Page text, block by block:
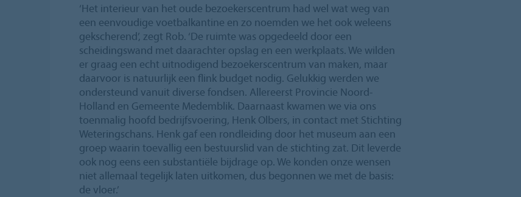
‘Het interieur van het oude bezoekerscentrum had wel wat weg van
een eenvoudige voetbalkantine en zo noemden we het ook weleens
gekscherend’, zegt Rob. ‘De ruimte was opgedeeld door een
scheidingswand met daarachter opslag en een werkplaats. We wilden
er graag een echt uitnodigend bezoekerscentrum van maken, maar
daarvoor is natuurlijk een flink budget nodig. Gelukkig werden we
ondersteund vanuit diverse fondsen. Allereerst Provincie Noord-
Holland en Gemeente Medemblik. Daarnaast kwamen we via ons
toenmalig hoofd bedrijfsvoering, Henk Olbers, in contact met Stichting
Weteringschans. Henk gaf een rondleiding door het museum aan een
groep waarin toevallig een bestuurslid van de stichting zat. Dit leverde
ook nog eens een substantiële bijdrage op. We konden onze wensen
niet allemaal tegelijk laten uitkomen, dus begonnen we met de basis:
de vloer.’